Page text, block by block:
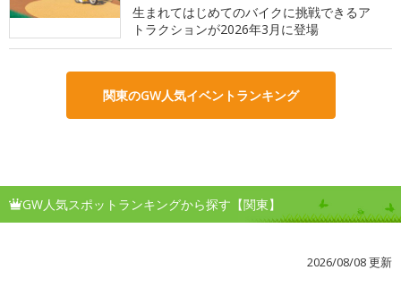
生まれてはじめてのバイクに挑戦できるア
トラクションが2026年3月に登場
関東のGW人気イベントランキング
GW人気スポットランキングから探す【関東】
2026/08/08 更新